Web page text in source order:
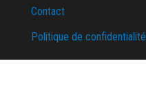
Contact
Politique de confidentialité